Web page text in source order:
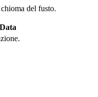
del fusto.
Data